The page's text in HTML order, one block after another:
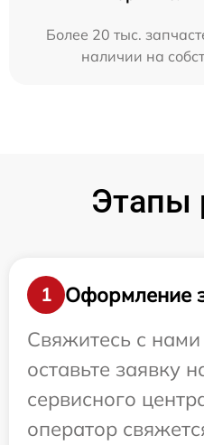
Более 20 тыс.
наличии на
Этапы
1
Оформление
Свяжитесь с
оставьте заявку
сервисного
оператор